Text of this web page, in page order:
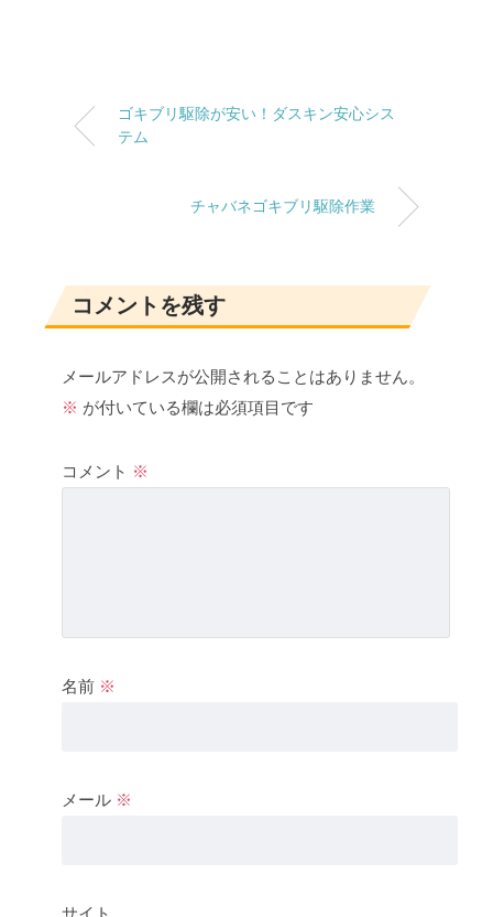
ゴキブリ駆除が安い！ダスキン安心シス
テム
チャバネゴキブリ駆除作業
コメントを残す
メールアドレスが公開されることはありません。
※ が付いている欄は必須項目です
コメント ※
名前 ※
メール ※
サイト